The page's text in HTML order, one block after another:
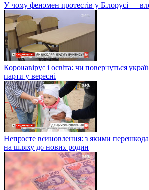
У чому феномен протестів у Білорусі —
Коронавірус і освіта: чи повернуться
парти у вересні
Непросте всиновлення: з якими
на шляху до нових родин